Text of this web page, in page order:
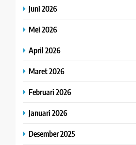
Juni 2026
Mei 2026
April 2026
Maret 2026
Februari 2026
Januari 2026
Desember 2025